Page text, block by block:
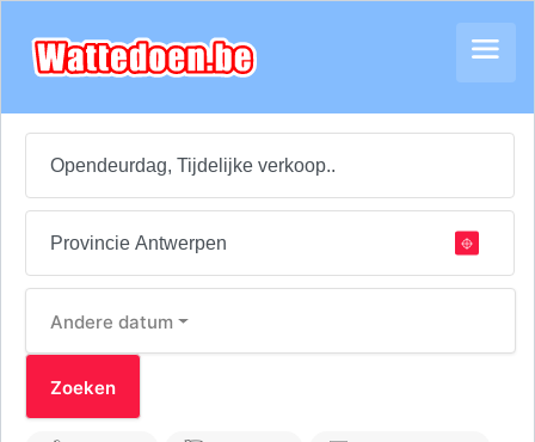
Andere datum